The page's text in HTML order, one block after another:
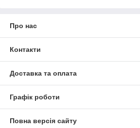
Про нас
Контакти
Доставка та оплата
Графік роботи
Повна версія сайту